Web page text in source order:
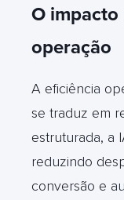
O impacto
operação
A eficiência
se traduz em
estruturada, a
reduzindo
conversão e